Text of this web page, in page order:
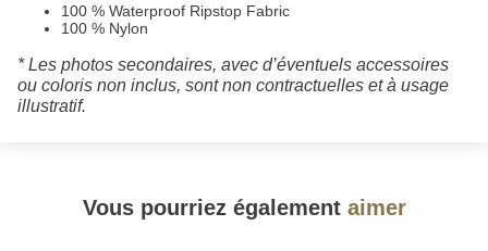
100 % Waterproof Ripstop Fabric
100 % Nylon
* Les photos secondaires, avec d’éventuels accessoires
ou coloris non inclus, sont non contractuelles et à usage
illustratif.
Vous pourriez également aimer